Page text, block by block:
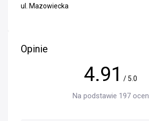
ul. Mazowiecka
Opinie
4.91 / 5.0
Na podstawie 197 ocen